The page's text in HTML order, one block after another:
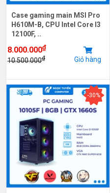
Case gaming main MSI Pro
H610M-B, CPU Intel Core I3
12100F, ..
8.000.000₫
10.500.000₫ Giỏ hàng
-30%